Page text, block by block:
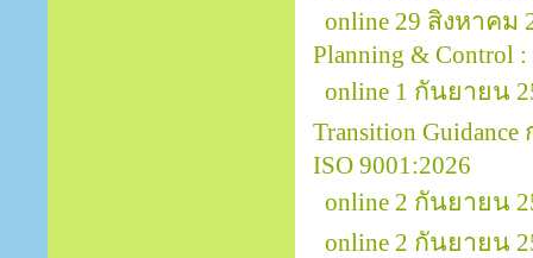
online 29 สิงหาคม
Planning & Control :
online 1 กันยายน
Transition
ISO 9001:2026
online 2 กันยายน
online 2 กันยายน